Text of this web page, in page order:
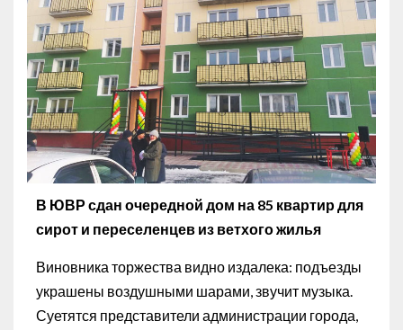
В ЮВР сдан очередной дом на 85 квартир для
сирот и переселенцев из ветхого жилья
Виновника торжества видно издалека: подъезды
украшены воздушными шарами, звучит музыка.
Суетятся представители администрации города,